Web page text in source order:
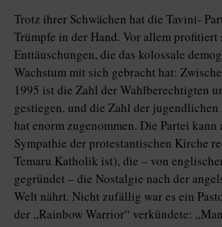
Trotz ihrer Schwächen hat die Tavini-
Trümpfe in der Hand. Vor allem profitiert
Enttäuschungen, die das kolossale
Wachstum mit sich gebracht hat:
1995 ist die Zahl der Wahlberechtigten
gestiegen, und die Zahl der
hat enorm zugenommen. Die Partei kann
Sympathie der protestantischen Kirche
Temaru Katholik ist), die – von
gegründet – die Nostalgie nach der
Welt nährt. Nicht zufällig war es ein
der „Rainbow Warrior“ verkündete: